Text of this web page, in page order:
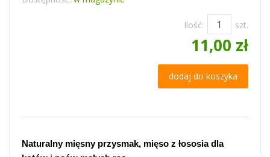
Ilość: szt.
11,00 zł
dodaj do koszyka
Naturalny mięsny przysmak, mięso z łososia dla